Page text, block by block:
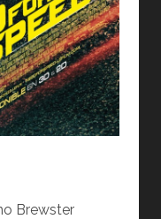
Brewster